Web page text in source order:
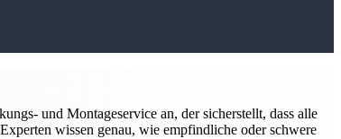
und Montageservice an, der sicherstellt, dass alle
wissen genau, wie empfindliche oder schwere